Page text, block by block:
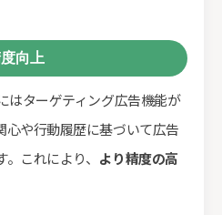
向上
はターゲティング広告機能が
心や行動履歴に基づいて広告
これにより、 より精度の高